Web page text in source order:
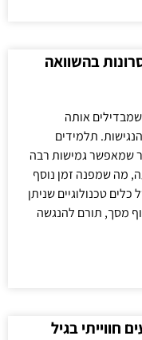
בהשוואה
אותה
תלמידים
שמאפשר גמישות רבה
מה שמפנה זמן נוסף
טכנולוגיים שניתן
מסך, תורם להנגשה
חווייתי בגיל